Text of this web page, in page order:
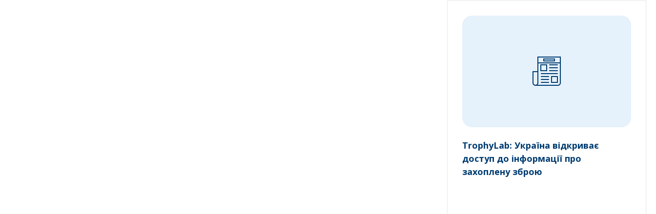
TrophyLab: Україна відкриває
доступ до інформації про
захоплену зброю